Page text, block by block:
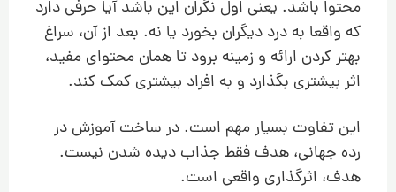
محتوا باشد. یعنی اول نگران این باشد آیا حرفی دارد
که واقعا به درد دیگران بخورد یا نه. بعد از آن، سراغ
بهتر کردن ارائه و زمینه برود تا همان محتوای مفید،
اثر بیشتری بگذارد و به افراد بیشتری کمک کند.
این تفاوت بسیار مهم است. در ساخت آموزش در
رده جهانی، هدف فقط جذاب دیده شدن نیست.
هدف، اثرگذاری واقعی است.